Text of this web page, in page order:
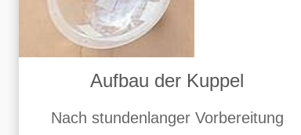
Aufbau der Kuppel
Nach stundenlanger Vorbereitung